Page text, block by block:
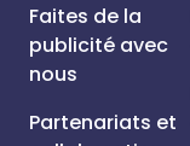
Faites de la
publicité avec
nous
Partenariats et